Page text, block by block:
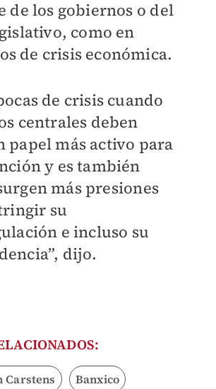
de los gobiernos o del
como en
de crisis económica.
de crisis cuando
centrales deben
papel más activo para
y es también
más presiones
su
e incluso su
dijo.
Carstens Banxico